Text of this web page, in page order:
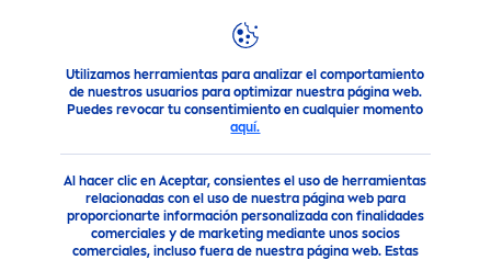
Utilizamos herramientas para analizar el comportamiento
de nuestros usuarios para optimizar nuestra página web.
Puedes revocar tu consentimiento en cualquier momento
aquí.
Al hacer clic en Aceptar, consientes el uso de herramientas
relacionadas con el uso de nuestra página web para
proporcionarte información personalizada con finalidades
comerciales y de marketing mediante unos socios
comerciales, incluso fuera de nuestra página web. Estas
Productos Cuidado Facial Limpieza facial Limpiador
NIVEA LUMINOUS630®SKIN
GLOW GEL LIMPIADOR